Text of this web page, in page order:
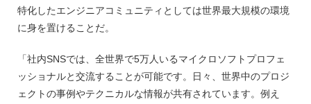
特化したエンジニアコミュニティとしては世界最大規模の環境
に身を置けることだ。
「社内SNSでは、全世界で5万人いるマイクロソフトプロフェ
ッショナルと交流することが可能です。日々、世界中のプロジ
ェクトの事例やテクニカルな情報が共有されています。例え